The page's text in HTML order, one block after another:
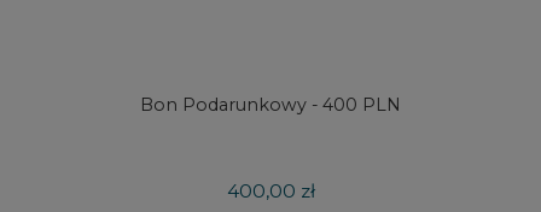
Bon Podarunkowy - 400 PLN
400,00 zł